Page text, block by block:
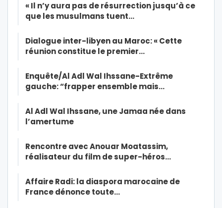
« Il n’y aura pas de résurrection jusqu’à ce
que les musulmans tuent…
Dialogue inter-libyen au Maroc: « Cette
réunion constitue le premier…
Enquête/Al Adl Wal Ihssane-Extrême
gauche: “frapper ensemble mais…
Al Adl Wal Ihssane, une Jamaa née dans
l’amertume
Rencontre avec Anouar Moatassim,
réalisateur du film de super-héros…
Affaire Radi: la diaspora marocaine de
France dénonce toute…